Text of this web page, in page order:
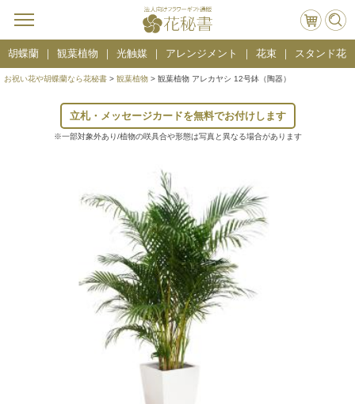
胡蝶蘭 観葉植物 光触媒 アレンジメント 花束 スタンド花
お祝い花や胡蝶蘭なら花秘書 > 観葉植物 > 観葉植物 アレカヤシ 12号鉢（陶器）
立札・メッセージカードを無料でお付けします
※一部対象外あり/植物の咲具合や形態は写真と異なる場合があります